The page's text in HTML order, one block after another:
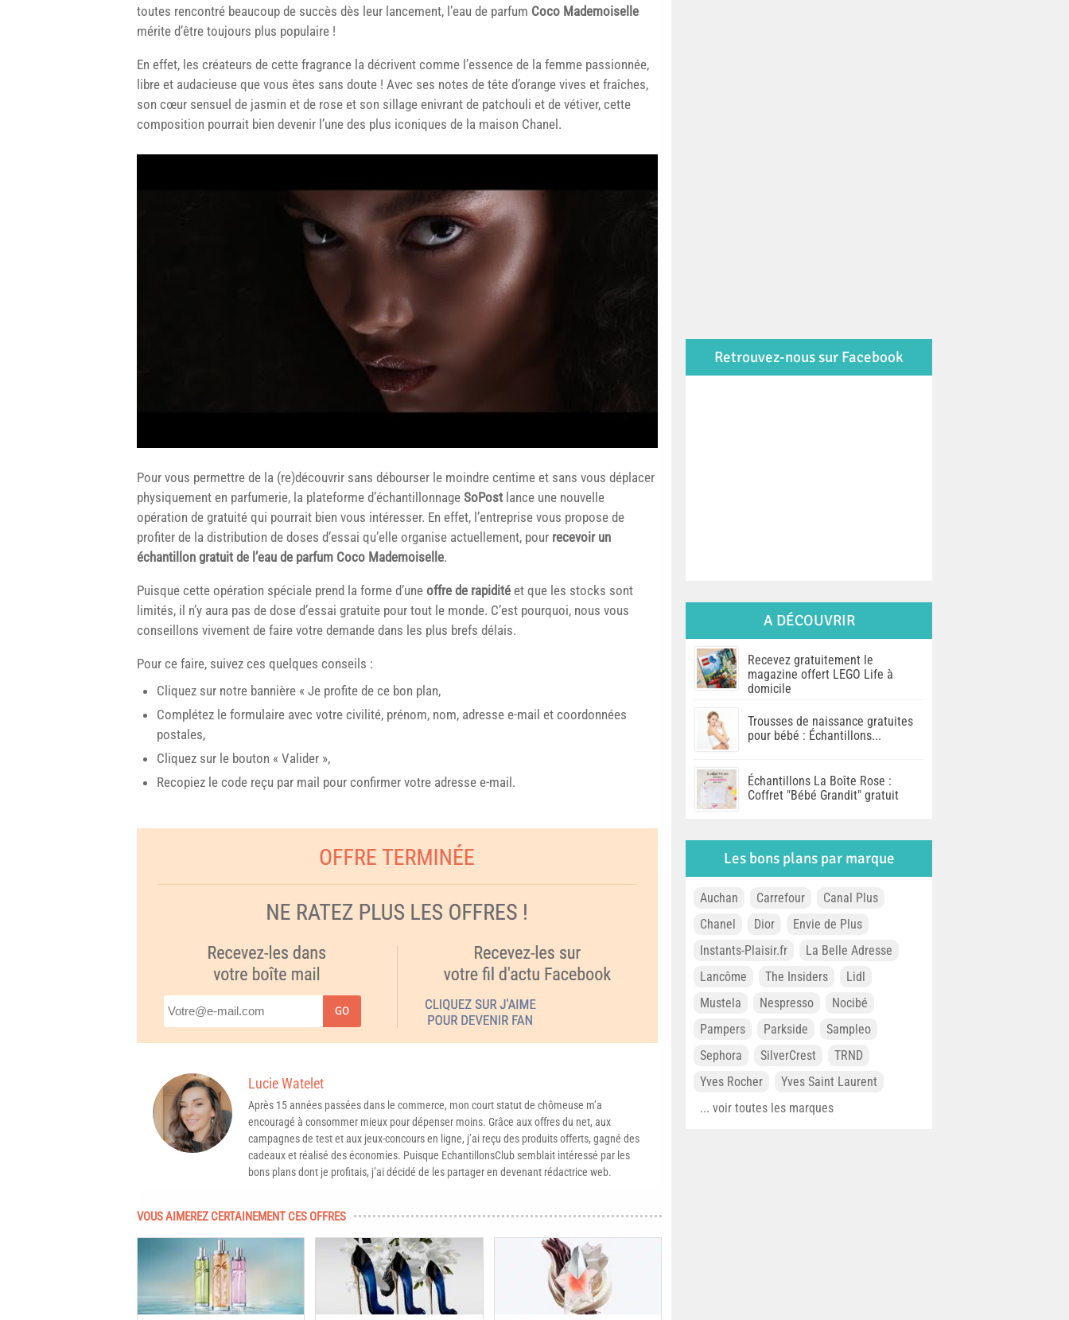
toutes rencontré beaucoup de succès dès leur lancement, l’eau de parfum Coco Mademoiselle
mérite d’être toujours plus populaire !
En effet, les créateurs de cette fragrance la décrivent comme l’essence de la femme passionnée,
libre et audacieuse que vous êtes sans doute ! Avec ses notes de tête d’orange vives et fraîches,
son cœur sensuel de jasmin et de rose et son sillage enivrant de patchouli et de vétiver, cette
composition pourrait bien devenir l’une des plus iconiques de la maison Chanel.
Pour vous permettre de la (re)découvrir sans débourser le moindre centime et sans vous déplacer
physiquement en parfumerie, la plateforme d’échantillonnage SoPost lance une nouvelle
opération de gratuité qui pourrait bien vous intéresser. En effet, l’entreprise vous propose de
profiter de la distribution de doses d’essai qu’elle organise actuellement, pour recevoir un
échantillon gratuit de l’eau de parfum Coco Mademoiselle.
Puisque cette opération spéciale prend la forme d’une offre de rapidité et que les stocks sont
limités, il n’y aura pas de dose d’essai gratuite pour tout le monde. C’est pourquoi, nous vous
conseillons vivement de faire votre demande dans les plus brefs délais.
Pour ce faire, suivez ces quelques conseils :
Cliquez sur notre bannière « Je profite de ce bon plan,
Complétez le formulaire avec votre civilité, prénom, nom, adresse e-mail et coordonnées
postales,
Cliquez sur le bouton « Valider »,
Recopiez le code reçu par mail pour confirmer votre adresse e-mail.
GO
Lucie Watelet
Après 15 années passées dans le commerce, mon court statut de chômeuse m’a
encouragé à consommer mieux pour dépenser moins. Grâce aux offres du net, aux
campagnes de test et aux jeux-concours en ligne, j’ai reçu des produits offerts, gagné des
cadeaux et réalisé des économies. Puisque EchantillonsClub semblait intéressé par les
bons plans dont je profitais, j’ai décidé de les partager en devenant rédactrice web.
VOUS AIMEREZ CERTAINEMENT CES OFFRES
Retrouvez-nous sur Facebook
A DÉCOUVRIR
Recevez gratuitement le
magazine offert LEGO Life à
domicile
Trousses de naissance gratuites
pour bébé : Échantillons...
Échantillons La Boîte Rose :
Coffret "Bébé Grandit" gratuit
Les bons plans par marque
Auchan Carrefour
Canal Plus
Chanel
Dior
Envie de Plus
Instants-Plaisir.fr
La Belle Adresse
Lancôme
The Insiders
Lidl
Mustela
Nespresso
Nocibé
Pampers
Parkside
Sampleo
Sephora
SilverCrest
TRND
Yves Rocher
Yves Saint Laurent
... voir toutes les marques